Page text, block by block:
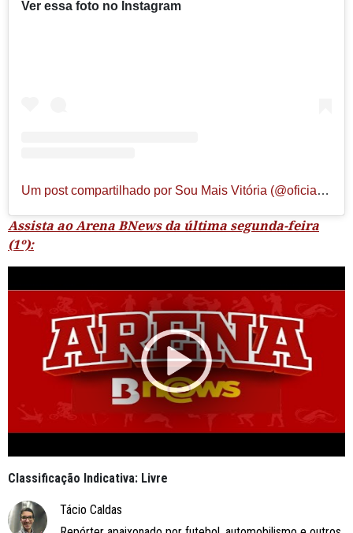
Ver essa foto no Instagram
Um post compartilhado por Sou Mais Vitória (@oficialsoumaisvitoria)
Assista ao Arena BNews da última segunda-feira
(1º):
Classificação Indicativa: Livre
Tácio Caldas